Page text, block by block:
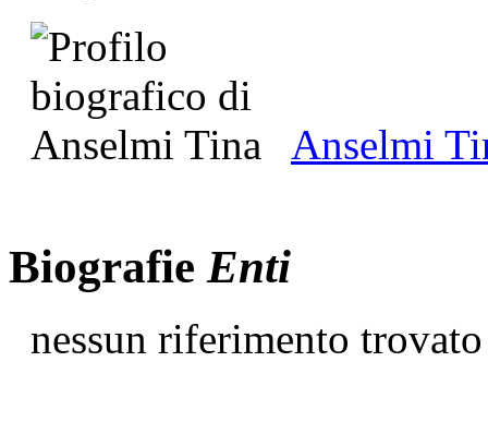
Anselmi
Biografie Enti
nessun riferimento trovato